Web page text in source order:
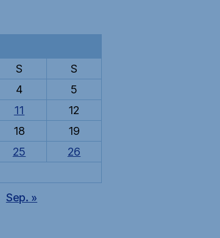
S
S
4
5
11
12
18
19
25
26
Sep. »